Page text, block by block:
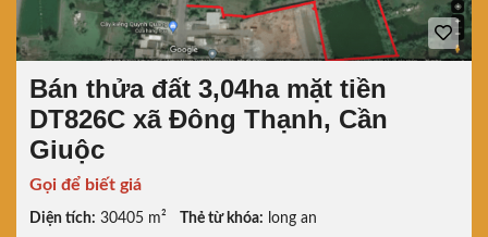
Bán thửa đất 3,04ha mặt tiền
DT826C xã Đông Thạnh, Cần
Giuộc
Gọi để biết giá
Diện tích: 30405 m² Thẻ từ khóa: long an